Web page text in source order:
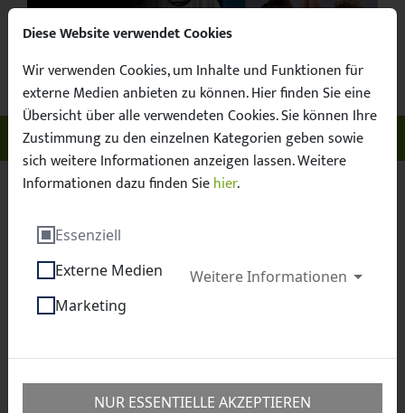
Facebook
X / Twitter
Instagram
YouTube
Unser Sachsen. Euer Fussball. Menü
Sächsischer Fußball-Verband e.V.
Suchergebnisse
Suchbegriff
Diese Website verwendet Cookies
Wir verwenden Cookies, um Inhalte und Funktionen für
externe Medien anbieten zu können. Hier finden Sie eine
Übersicht über alle verwendeten Cookies. Sie können Ihre
Zustimmung zu den einzelnen Kategorien geben sowie
sich weitere Informationen anzeigen lassen. Weitere
Informationen dazu finden Siehier.
Essenziell
Externe Medien
Marketing
Weitere Informationen
NUR ESSENTIELLE AKZEPTIEREN